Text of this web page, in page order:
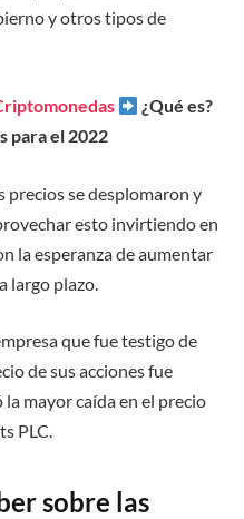
y otros tipos de
¿Qué es?
para el 2022
precios se desplomaron y
esto invirtiendo en
la esperanza de aumentar
largo plazo.
que fue testigo de
de sus acciones fue
mayor caída en el precio
PLC.
sobre las